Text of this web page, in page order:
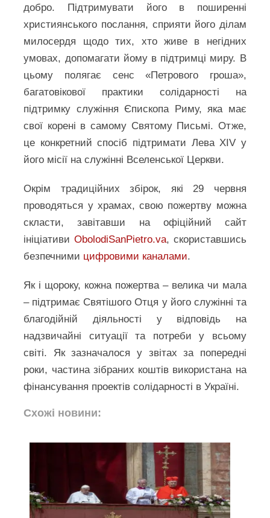
добро. Підтримувати його в поширенні
християнського послання, сприяти його ділам
милосердя щодо тих, хто живе в негідних
умовах, допомагати йому в підтримці миру. В
цьому полягає сенс «Петрового гроша»,
багатовікової практики солідарності на
підтримку служіння Єпископа Риму, яка має
свої корені в самому Святому Письмі. Отже,
це конкретний спосіб підтримати Лева XIV у
його місії на служінні Вселенської Церкви.
Окрім традиційних збірок, які 29 червня
проводяться у храмах, свою пожертву можна
скласти, завітавши на офіційний сайт
ініціативи ObolodiSanPietro.va, скориставшись
безпечними цифровими каналами.
Як і щороку, кожна пожертва – велика чи мала
– підтримає Святішого Отця у його служінні та
благодійній діяльності у відповідь на
надзвичайні ситуації та потреби у всьому
світі. Як зазначалося у звітах за попередні
роки, частина зібраних коштів використана на
фінансування проектів солідарності в Україні.
Схожі новини: